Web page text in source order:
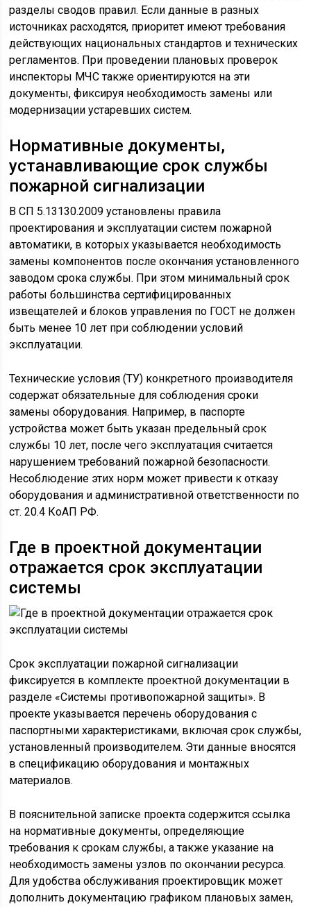
разделы сводов правил. Если данные в разных
источниках расходятся, приоритет имеют требования
действующих национальных стандартов и технических
регламентов. При проведении плановых проверок
инспекторы МЧС также ориентируются на эти
документы, фиксируя необходимость замены или
модернизации устаревших систем.
Нормативные документы,
устанавливающие срок службы
пожарной сигнализации
В СП 5.13130.2009 установлены правила
проектирования и эксплуатации систем пожарной
автоматики, в которых указывается необходимость
замены компонентов после окончания установленного
заводом срока службы. При этом минимальный срок
работы большинства сертифицированных
извещателей и блоков управления по ГОСТ не должен
быть менее 10 лет при соблюдении условий
эксплуатации.
Технические условия (ТУ) конкретного производителя
содержат обязательные для соблюдения сроки
замены оборудования. Например, в паспорте
устройства может быть указан предельный срок
службы 10 лет, после чего эксплуатация считается
нарушением требований пожарной безопасности.
Несоблюдение этих норм может привести к отказу
оборудования и административной ответственности по
ст. 20.4 КоАП РФ.
Где в проектной документации
отражается срок эксплуатации
системы
Срок эксплуатации пожарной сигнализации
фиксируется в комплекте проектной документации в
разделе «Системы противопожарной защиты». В
проекте указывается перечень оборудования с
паспортными характеристиками, включая срок службы,
установленный производителем. Эти данные вносятся
в спецификацию оборудования и монтажных
материалов.
В пояснительной записке проекта содержится ссылка
на нормативные документы, определяющие
требования к срокам службы, а также указание на
необходимость замены узлов по окончании ресурса.
Для удобства обслуживания проектировщик может
дополнить документацию графиком плановых замен,